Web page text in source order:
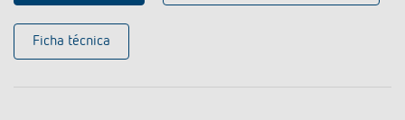
Ficha técnica